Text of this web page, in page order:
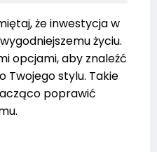
że inwestycja w
życiu.
opcjami, aby znaleźć
Twojego stylu. Takie
poprawić